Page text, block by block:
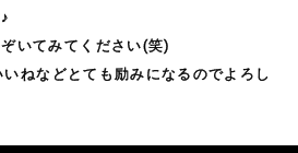
いてみてください(笑)
ねなどとても励みになるのでよろし